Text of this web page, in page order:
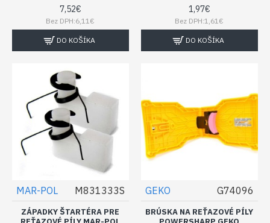
7,52€
Bez DPH:6,11€
DO KOŠÍKA
1,97€
Bez DPH:1,61€
DO KOŠÍKA
MAR-POL M831333S
ZÁPADKY ŠTARTÉRA PRE
GEKO G74096
BRÚSKA NA REŤAZOVÉ PÍLY